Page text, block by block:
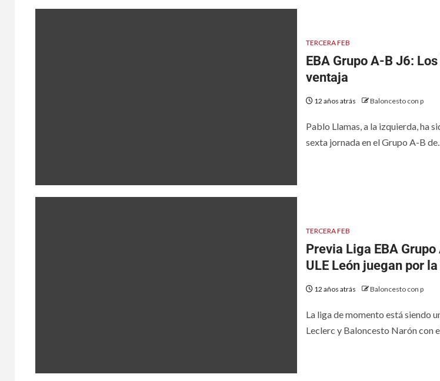
TERCERA FEB
EBA Grupo A-B J6:
ventaja
12 años atrás Baloncesto con p
Pablo Llamas, a la izquierda, ha
sexta jornada en el Grupo A-B
TERCERA FEB
Previa Liga EBA
ULE León juegan por
12 años atrás Baloncesto con p
La liga de momento está siendo
Leclerc y Baloncesto Narón con